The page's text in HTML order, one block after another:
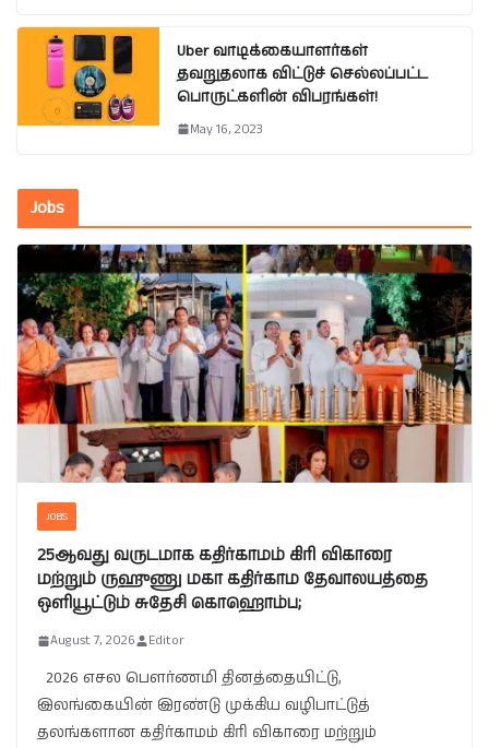
Uber வாடிக்கையாளர்கள்
தவறுதலாக விட்டுச் செல்லப்பட்ட
பொருட்களின் விபரங்கள்!
May 16, 2023
Jobs
JOBS
25ஆவது வருடமாக கதிர்காமம் கிரி விகாரை
மற்றும் ருஹுணு மகா கதிர்காம தேவாலயத்தை
ஒளியூட்டும் சுதேசி கொஹொம்ப;
August 7, 2026 Editor
2026 எசல பௌர்ணமி தினத்தையிட்டு,
இலங்கையின் இரண்டு முக்கிய வழிபாட்டுத்
தலங்களான கதிர்காமம் கிரி விகாரை மற்றும்